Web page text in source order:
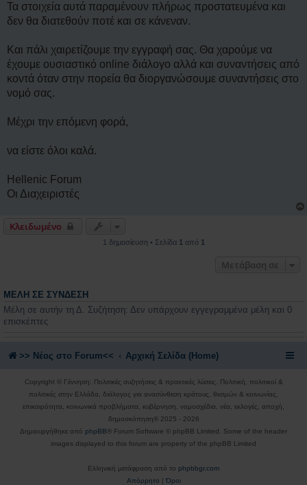
Τα στοιχεία αυτά παραμένουν πλήρως προστατευμένα και
δεν θα διατεθούν ποτέ και σε κάνεναν.
Και πάλι χαιρετίζουμε την εγγραφή σας. Θα χαρούμε να
έχουμε ουσιαστικό online διάλογο αλλά και συναντήσεις από
κοντά όταν στην πορεία θα διοργανώσουμε συναντήσεις στο
νομό σας.
Μέχρι την επόμενη φορά,
να είστε όλοι καλά.
Hellenic Forum
Οι Διαχειριστές
Κλειδωμένο
1 δημοσίευση • Σελίδα 1 από 1
Μετάβαση σε
ΜΈΛΗ ΣΕ ΣΎΝΔΕΣΗ
Μέλη σε αυτήν τη Δ. Συζήτηση: Δεν υπάρχουν εγγεγραμμένα μέλη και 0
επισκέπτες
>> Nέος στο Forum<< Αρχική Σελίδα (Home)
Copyright © Γέννηση: Πολιτικές συζητήσεις & πρακτικές λύσεις. Πολιτική, πολιτικοί &
πολιτικές στην Ελλάδα, διάλογος για ανασύνθεση κράτους, θεσμών & κοινωνίας,
επικαιρότητα, κοινωνικά προβλήματα, κυβέρνηση, νομοσχέδια, νέα, εκλογές, αποχή,
δημοσκόπηση® 2025 - 2026
Δημιουργήθηκε από phpBB ® Forum Software © phpBB Limited. Some of the header
images displayed to this forum are property of the phpBB Limited
Ελληνική μετάφραση από το phpbbgr.com
Απόρρητο | Όροι